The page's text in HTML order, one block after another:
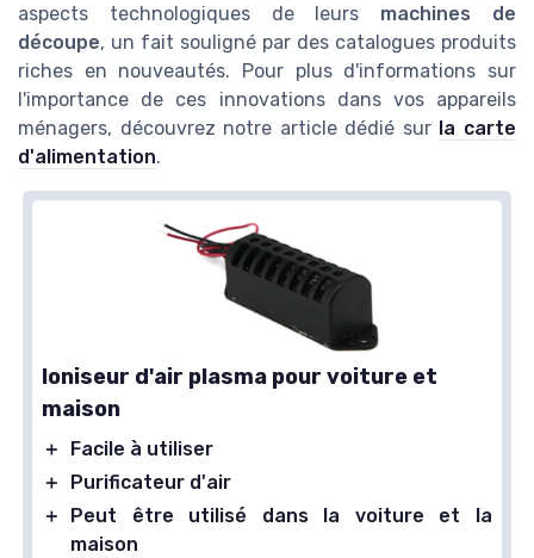
aspects technologiques de leurs machines de
découpe, un fait souligné par des catalogues produits
riches en nouveautés. Pour plus d'informations sur
l'importance de ces innovations dans vos appareils
ménagers, découvrez notre article dédié sur la carte
d'alimentation.
Ioniseur d'air plasma pour voiture et
maison
＋
Facile à utiliser
＋
Purificateur d'air
＋
Peut être utilisé dans la voiture et la
maison